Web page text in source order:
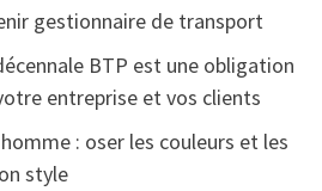
gestionnaire de transport
BTP est une obligation
entreprise et vos clients
: oser les couleurs et les
style